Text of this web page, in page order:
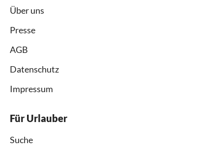
Über uns
Presse
AGB
Datenschutz
Impressum
Für Urlauber
Suche